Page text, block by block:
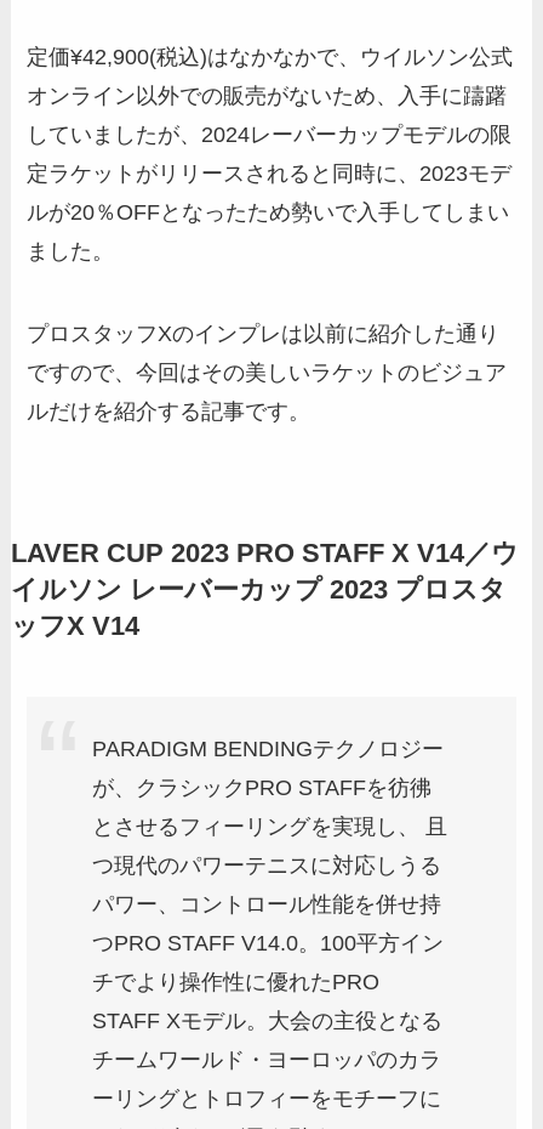
定価¥42,900(税込)はなかなかで、ウイルソン公式
オンライン以外での販売がないため、入手に躊躇
していましたが、2024レーバーカップモデルの限
定ラケットがリリースされると同時に、2023モデ
ルが20％OFFとなったため勢いで入手してしまい
ました。
プロスタッフXのインプレは以前に紹介した通り
ですので、今回はその美しいラケットのビジュア
ルだけを紹介する記事です。
LAVER CUP 2023 PRO STAFF X V14／ウ
イルソン レーバーカップ 2023 プロスタ
ッフX V14
PARADIGM BENDINGテクノロジー
が、クラシックPRO STAFFを彷彿
とさせるフィーリングを実現し、 且
つ現代のパワーテニスに対応しうる
パワー、コントロール性能を併せ持
つPRO STAFF V14.0。100平方イン
チでより操作性に優れたPRO
STAFF Xモデル。大会の主役となる
チームワールド・ヨーロッパのカラ
ーリングとトロフィーをモチーフに